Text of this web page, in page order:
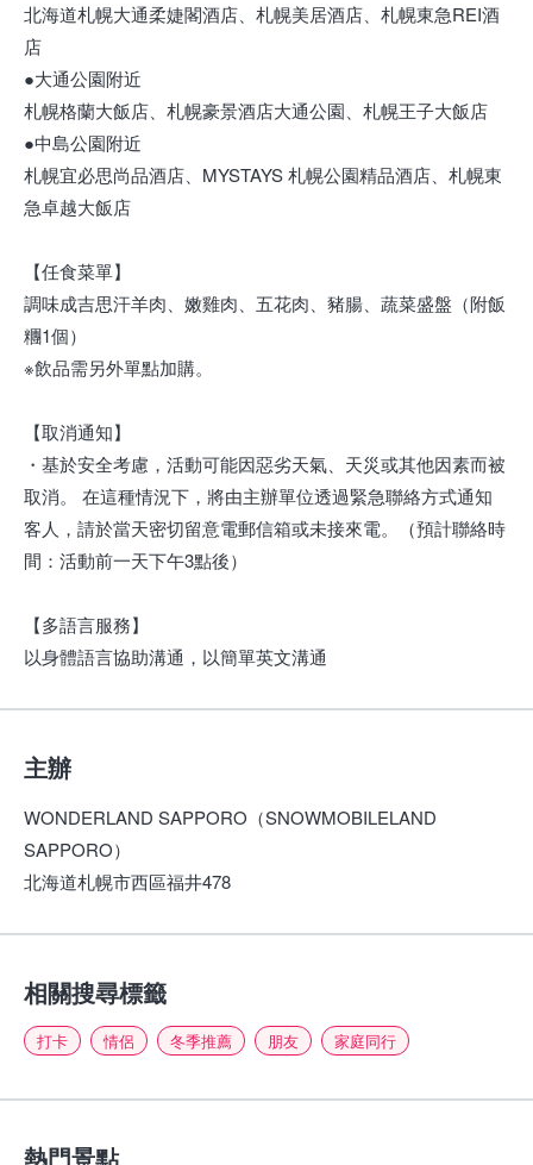
北海道札幌大通柔婕閣酒店、札幌美居酒店、札幌東急REI酒
店
●大通公園附近
札幌格蘭大飯店、札幌豪景酒店大通公園、札幌王子大飯店
●中島公園附近
札幌宜必思尚品酒店、MYSTAYS 札幌公園精品酒店、札幌東
急卓越大飯店
【任食菜單】
調味成吉思汗羊肉、嫩雞肉、五花肉、豬腸、蔬菜盛盤（附飯
糰1個）
※飲品需另外單點加購。
【取消通知】
・基於安全考慮，活動可能因惡劣天氣、天災或其他因素而被
取消。 在這種情況下，將由主辦單位透過緊急聯絡方式通知
客人，請於當天密切留意電郵信箱或未接來電。（預計聯絡時
間：活動前一天下午3點後）
【多語言服務】
以身體語言協助溝通，以簡單英文溝通
主辦
WONDERLAND SAPPORO（SNOWMOBILELAND
SAPPORO）
北海道札幌市西區福井478
相關搜尋標籤
打卡 情侶 冬季推薦 朋友 家庭同行
熱門景點